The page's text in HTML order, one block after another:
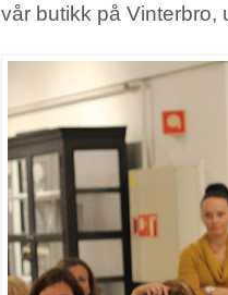
vår butikk på Vinterbro,